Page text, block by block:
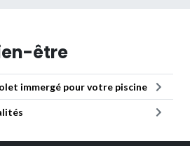
être
immergé pour votre piscine